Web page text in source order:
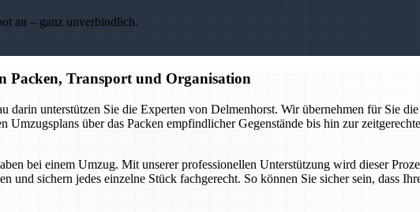
an – ganz unverbindlich.
Packen, Transport und Organisation
unterstützen Sie die Experten von Delmenhorst. Wir übernehmen für Sie
Umzugsplans über das Packen empfindlicher Gegenstände bis hin zur
bei einem Umzug. Mit unserer professionellen Unterstützung wird dieser
und sichern jedes einzelne Stück fachgerecht. So können Sie sicher sein, dass